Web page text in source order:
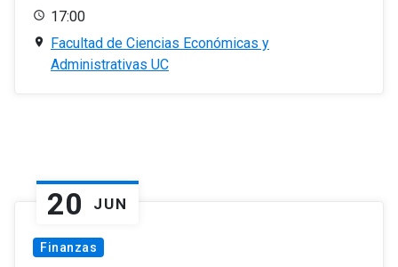
17:00
Facultad de Ciencias Económicas y
Administrativas UC
20 JUN
Finanzas